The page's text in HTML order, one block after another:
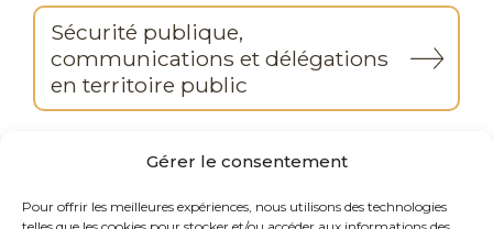
Gérer le consentement
Pour offrir les meilleures expériences, nous utilisons des technologies
Sécurité publique,
communications et délégations
en territoire public